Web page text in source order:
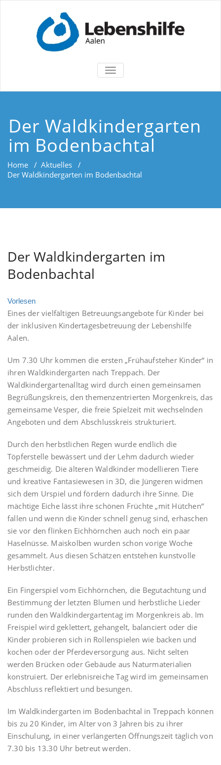
TOGGLE
Der Waldkindergarten
im Bodenbachtal
Home / Aktuelles /
Der Waldkindergarten im Bodenbachtal
Der Waldkindergarten im
Bodenbachtal
Vorlesen
Eines der vielfältigen Betreuungsangebote für Kinder bei
der inklusiven Kindertagesbetreuung der Lebenshilfe
Aalen.
Um 7.30 Uhr kommen die ersten „Frühaufsteher Kinder“ in
ihren Waldkindergarten nach Treppach. Der
Waldkindergartenalltag wird durch einen gemeinsamen
Begrüßungskreis, den themenzentrierten Morgenkreis, das
gemeinsame Vesper, die freie Spielzeit mit wechselnden
Angeboten und dem Abschlusskreis strukturiert.
Durch den herbstlichen Regen wurde endlich die
Töpferstelle bewässert und der Lehm dadurch wieder
geschmeidig. Die älteren Waldkinder modellieren Tiere
und kreative Fantasiewesen in 3D, die Jüngeren widmen
sich dem Urspiel und fördern dadurch ihre Sinne. Die
mächtige Eiche lässt ihre schönen Früchte „mit Hütchen“
fallen und wenn die Kinder schnell genug sind, erhaschen
sie vor den flinken Eichhörnchen auch noch ein paar
Haselnüsse. Maiskolben wurden schon vorige Woche
gesammelt. Aus diesen Schätzen entstehen kunstvolle
Herbstlichter.
Ein Fingerspiel vom Eichhörnchen, die Begutachtung und
Bestimmung der letzten Blumen und herbstliche Lieder
runden den Waldkindergartentag im Morgenkreis ab. Im
Freispiel wird geklettert, gehangelt, balanciert oder die
Kinder probieren sich in Rollenspielen wie backen und
kochen oder der Pferdeversorgung aus. Nicht selten
werden Brücken oder Gebäude aus Naturmaterialien
konstruiert. Der erlebnisreiche Tag wird im gemeinsamen
Abschluss reflektiert und besungen.
Im Waldkindergarten im Bodenbachtal in Treppach können
bis zu 20 Kinder, im Alter von 3 Jahren bis zu ihrer
Einschulung, in einer verlängerten Öffnungszeit täglich von
7.30 bis 13.30 Uhr betreut werden.